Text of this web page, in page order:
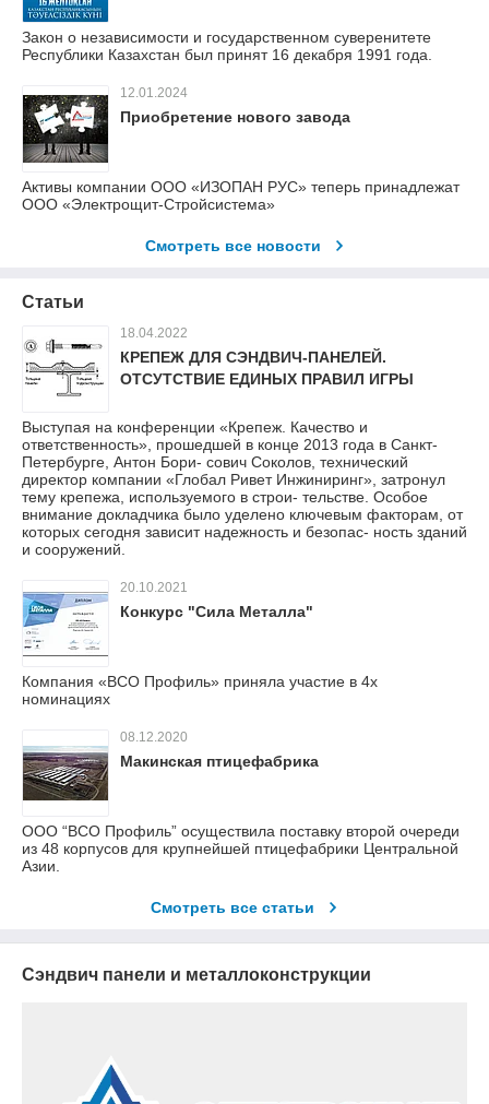
Закон о независимости и государственном суверенитете
Республики Казахстан был принят 16 декабря 1991 года.
12.01.2024
Приобретение нового завода
Активы компании ООО «ИЗОПАН РУС» теперь принадлежат
ООО «Электрощит-Стройсистема»
Смотреть все новости
Статьи
18.04.2022
КРЕПЕЖ ДЛЯ СЭНДВИЧ-ПАНЕЛЕЙ.
ОТСУТСТВИЕ ЕДИНЫХ ПРАВИЛ ИГРЫ
Выступая на конференции «Крепеж. Качество и
ответственность», прошедшей в конце 2013 года в Санкт-
Петербурге, Антон Бори- сович Соколов, технический
директор компании «Глобал Ривет Инжиниринг», затронул
тему крепежа, используемого в строи- тельстве. Особое
внимание докладчика было уделено ключевым факторам, от
которых сегодня зависит надежность и безопас- ность зданий
и сооружений.
20.10.2021
Конкурс "Сила Металла"
Компания «ВСО Профиль» приняла участие в 4х
номинациях
08.12.2020
Макинская птицефабрика
ООО “ВСО Профиль” осуществила поставку второй очереди
из 48 корпусов для крупнейшей птицефабрики Центральной
Азии.
Смотреть все статьи
Сэндвич панели и металлоконструкции